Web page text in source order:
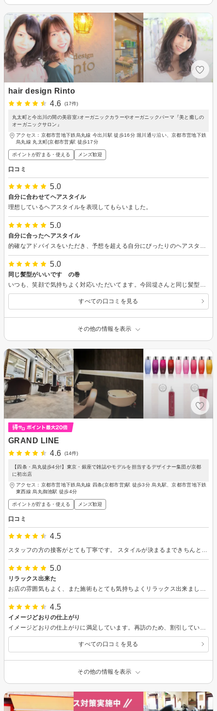
hair design Rinto
4.6
(17件)
丸太町と今出川の間の美容室♪オーガニックカラーやオーガニックパーマ『美と癒しの
オーガニックサロン』
アクセス：京都市営地下鉄烏丸線 今出川駅 徒歩16分 堀川通り沿い、京都市営地下鉄
烏丸線 丸太町(京都市営)駅 徒歩17分
ポイントが貯まる・使える メンズ歓迎
口コミ
5.0
自分に合わせてヘアスタイル
理想しているヘアスタイルを表現してもらいました。
5.0
自分に合ったヘアスタイル
5.0
同じ髪型がいいです の巻
すべての口コミを見る
その他の情報を表示
GRAND LINE
4.6
(14件)
【四条・烏丸徒歩4分!】東京・銀座で雑誌やモデルを担当するデザイナー集団が京都
に初出店
アクセス：京都市営地下鉄烏丸線 四条(京都市営)駅 徒歩3分 烏丸駅、京都市営地下鉄
東西線 烏丸御池駅 徒歩4分
ポイントが貯まる・使える メンズ歓迎
口コミ
4.5
5.0
リラックス出来た
4.5
イメージどおりの仕上がり
すべての口コミを見る
その他の情報を表示